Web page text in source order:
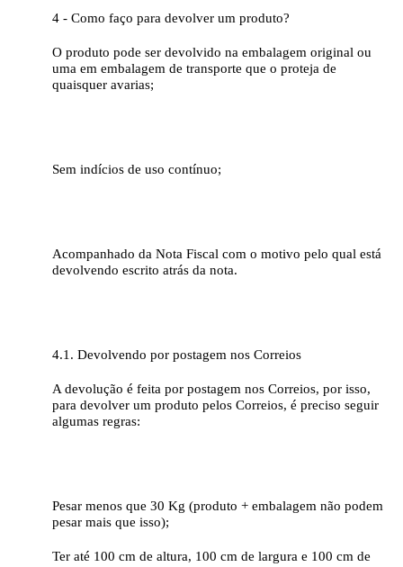
4 - Como faço para devolver um produto?
O produto pode ser devolvido na embalagem original ou
uma em embalagem de transporte que o proteja de
quaisquer avarias;
Sem indícios de uso contínuo;
Acompanhado da Nota Fiscal com o motivo pelo qual está
devolvendo escrito atrás da nota.
4.1. Devolvendo por postagem nos Correios
A devolução é feita por postagem nos Correios, por isso,
para devolver um produto pelos Correios, é preciso seguir
algumas regras:
Pesar menos que 30 Kg (produto + embalagem não podem
pesar mais que isso);
Ter até 100 cm de altura, 100 cm de largura e 100 cm de